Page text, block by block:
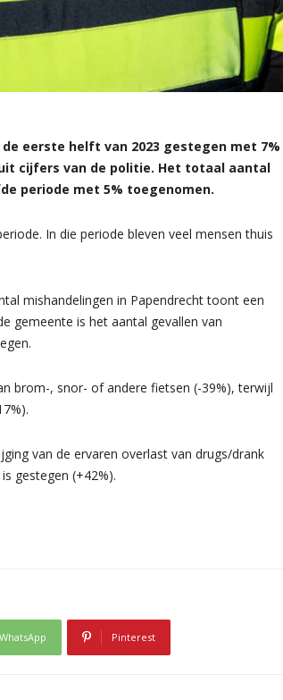
de eerste helft van 2023 gestegen met 7%
cijfers van de politie. Het totaal aantal
periode met 5% toegenomen.
In die periode bleven veel mensen thuis
mishandelingen in Papendrecht toont een
gemeente is het aantal gevallen van
brom-, snor- of andere fietsen (-39%), terwijl
van de ervaren overlast van drugs/drank
gestegen (+42%).
WhatsApp Pinterest